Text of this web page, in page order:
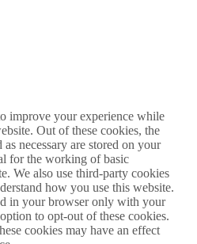
improve your experience while
Out of these cookies, the
necessary are stored on your
for the working of basic
We also use third-party cookies
how you use this website.
in your browser only with your
to opt-out of these cookies.
cookies may have an effect